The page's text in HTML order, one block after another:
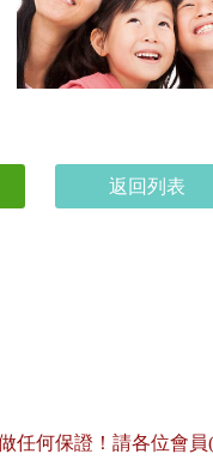
返回列表
任何保證！請各位會